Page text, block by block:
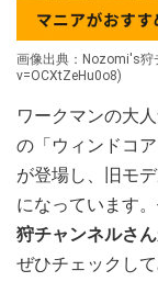
画像出典：Nozomi's
v=OCXtZeHu0o8)
ワークマンの大
の「ウィンドコ
が登場し、旧モ
になっています。
狩チャンネルさ
ぜひチェックして